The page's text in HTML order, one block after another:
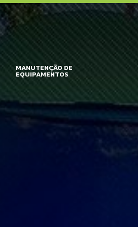
MANUTENÇÃO DE
EQUIPAMENTOS